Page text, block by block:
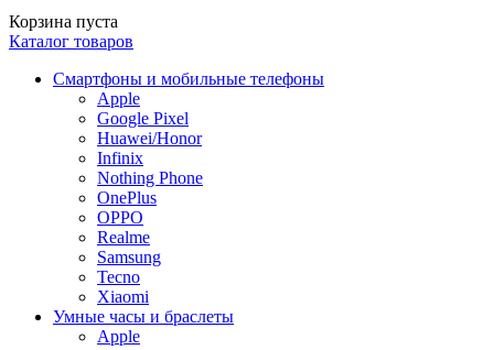
Корзина пуста
Каталог товаров
Смартфоны и мобильные телефоны
Apple
Google Pixel
Huawei/Honor
Infinix
Nothing Phone
OnePlus
OPPO
Realme
Samsung
Tecno
Xiaomi
Умные часы и браслеты
Apple